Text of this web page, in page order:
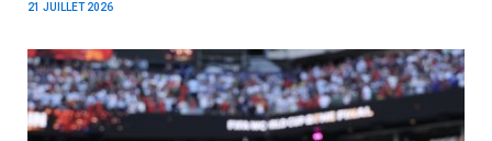
21 JUILLET 2026